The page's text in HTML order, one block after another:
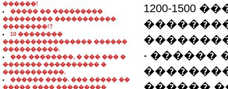
������!
����� �� ���������
��������� �����������
��������!?
10 ��������
���������������� ������
����������.
��� ��������, � ��� ��� �
������� ���������� �
�����������.
������ ����. ��� ����� ��
����� ���� ���������
1200-1500
- ������